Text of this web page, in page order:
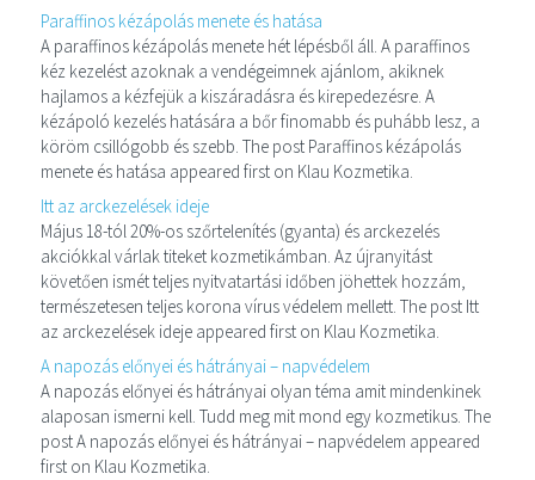
Paraffinos kézápolás menete és hatása
A paraffinos kézápolás menete hét lépésből áll. A paraffinos
kéz kezelést azoknak a vendégeimnek ajánlom, akiknek
hajlamos a kézfejük a kiszáradásra és kirepedezésre. A
kézápoló kezelés hatására a bőr finomabb és puhább lesz, a
köröm csillógobb és szebb. The post Paraffinos kézápolás
menete és hatása appeared first on Klau Kozmetika.
Itt az arckezelések ideje
Május 18-tól 20%-os szőrtelenítés (gyanta) és arckezelés
akciókkal várlak titeket kozmetikámban. Az újranyitást
követően ismét teljes nyitvatartási időben jöhettek hozzám,
természetesen teljes korona vírus védelem mellett. The post Itt
az arckezelések ideje appeared first on Klau Kozmetika.
A napozás előnyei és hátrányai – napvédelem
A napozás előnyei és hátrányai olyan téma amit mindenkinek
alaposan ismerni kell. Tudd meg mit mond egy kozmetikus. The
post A napozás előnyei és hátrányai – napvédelem appeared
first on Klau Kozmetika.